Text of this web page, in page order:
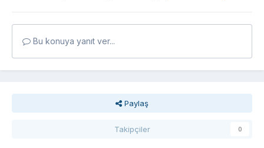
Bu konuya yanıt ver...
Paylaş
Takipçiler 0